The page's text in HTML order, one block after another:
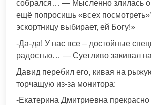
собрался… — Мысленно злилась
ещё попросишь «всех
эскортницу выбирает, ей Богу!»
-Да-да! У нас все – достойные
радостью… — Суетливо закивал
Давид перебил его, кивая на
торчащую из-за монитора:
-Екатерина Дмитриевна прекрасно